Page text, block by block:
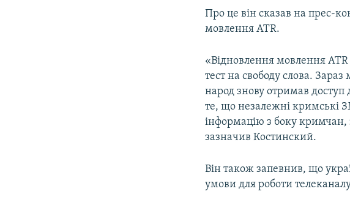
Про це він сказав на прес-
мовлення ATR.
«Відновлення мовлення
тест на свободу слова.
народ знову отримав
те, що незалежні кримські
інформацію з боку
зазначив Костинский.
Він також запевнив, що
умови для роботи